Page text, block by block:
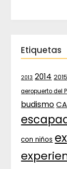
Etiquetas
2013 2014 2015
aeropuerto del
budismo
con niños